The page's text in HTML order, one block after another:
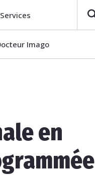
Services
Imago
en